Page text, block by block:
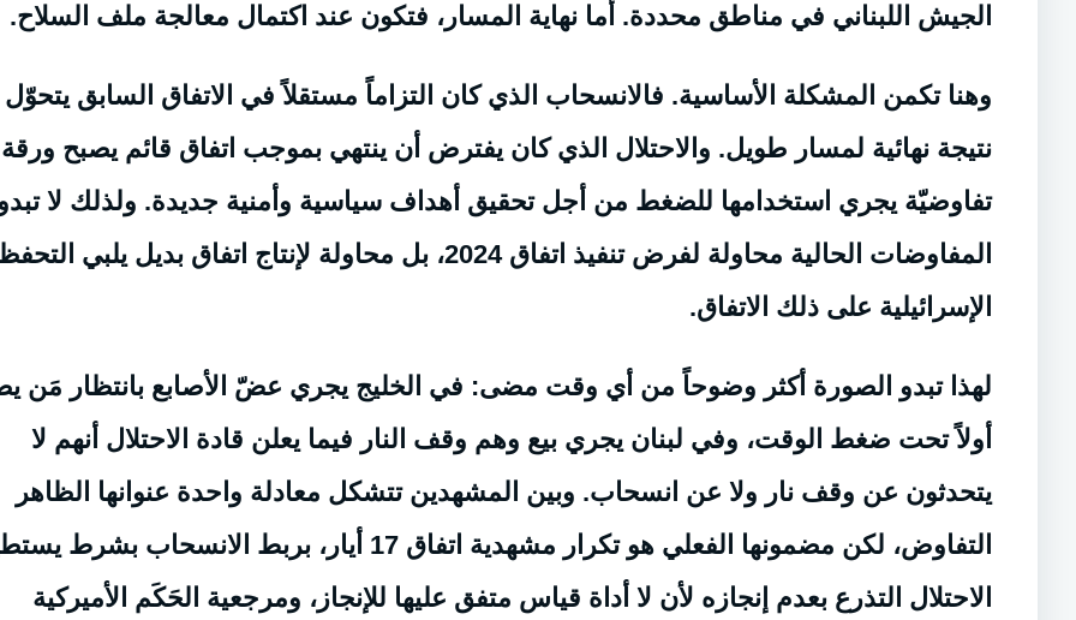
الجيش اللبناني في مناطق محددة. أما نهاية المسار، فتكون عند اكتمال معالجة ملف السلاح.
وهنا تكمن المشكلة الأساسية. فالانسحاب الذي كان التزاماً مستقلاً في الاتفاق السابق
نتيجة نهائية لمسار طويل. والاحتلال الذي كان يفترض أن ينتهي بموجب اتفاق قائم يصبح ورقة
تفاوضيّة يجري استخدامها للضغط من أجل تحقيق أهداف سياسية وأمنية جديدة. ولذلك لا
المفاوضات الحالية محاولة لفرض تنفيذ اتفاق 2024، بل محاولة لإنتاج اتفاق بديل يلبي
الإسرائيلية على ذلك الاتفاق.
لهذا تبدو الصورة أكثر وضوحاً من أي وقت مضى: في الخليج يجري عضّ الأصابع بانتظار مَن
أولاً تحت ضغط الوقت، وفي لبنان يجري بيع وهم وقف النار فيما يعلن قادة الاحتلال أنهم لا
يتحدثون عن وقف نار ولا عن انسحاب. وبين المشهدين تتشكل معادلة واحدة عنوانها الظاهر
التفاوض، لكن مضمونها الفعلي هو تكرار مشهدية اتفاق 17 أيار، بربط الانسحاب بشرط
الاحتلال التذرع بعدم إنجازه لأن لا أداة قياس متفق عليها للإنجاز، ومرجعية الحَكَم الأميركية